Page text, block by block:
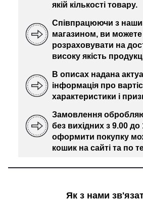
якій кількості товару.
Співпрацюючи з
магазином, ви можете
розраховувати на
високу якість
В описах надана
інформація про
характеристики і
Замовлення
без вихідних з 9.00 до
оформити покупку
кошик на сайті та по
Як з нами